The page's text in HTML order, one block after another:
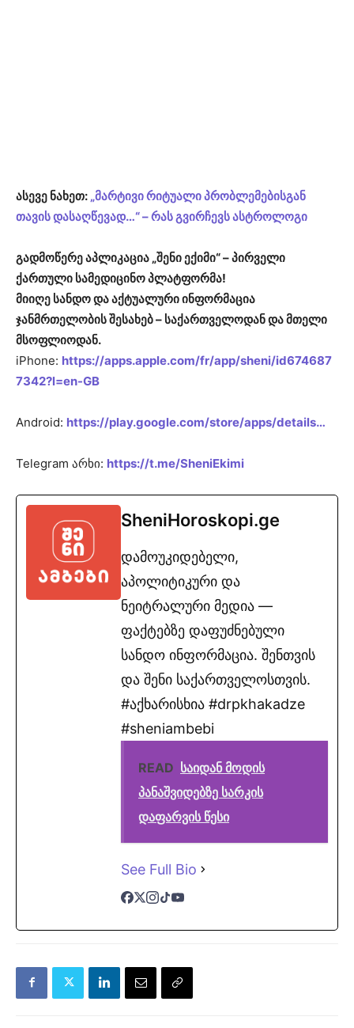
ასევე ნახეთ: „მარტივი რიტუალი პრობლემებისგან
თავის დასაღწევად…“ – რას გვირჩევს ასტროლოგი
გადმოწერე აპლიკაცია „შენი ექიმი“ – პირველი
ქართული სამედიცინო პლატფორმა!
მიიღე სანდო და აქტუალური ინფორმაცია
ჯანმრთელობის შესახებ – საქართველოდან და მთელი
მსოფლიოდან.
iPhone: https://apps.apple.com/fr/app/sheni/id674687
7342?l=en-GB
Android: https://play.google.com/store/apps/details…
Telegram არხი: https://t.me/SheniEkimi
SheniHoroskopi.ge
დამოუკიდებელი,
აპოლიტიკური და
ნეიტრალური მედია —
ფაქტებზე დაფუძნებული
სანდო ინფორმაცია. შენთვის
და შენი საქართველოსთვის.
#აქხარისხია #drpkhakadze
#sheniambebi
READ საიდან მოდის
პანაშვიდებზე სარკის
დაფარვის წესი
See Full Bio